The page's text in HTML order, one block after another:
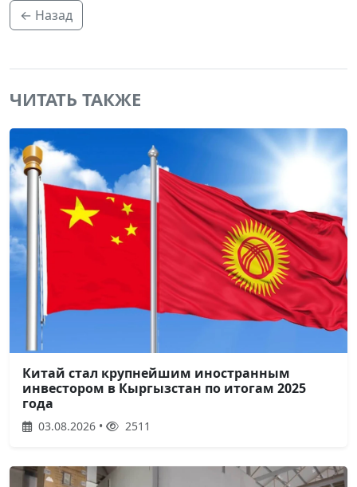
← Назад
ЧИТАТЬ ТАКЖЕ
Китай стал крупнейшим иностранным
инвестором в Кыргызстан по итогам 2025
года
03.08.2026 • 2511